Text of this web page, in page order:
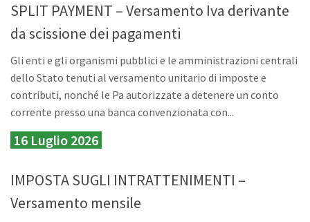
SPLIT PAYMENT – Versamento Iva derivante
da scissione dei pagamenti
Gli enti e gli organismi pubblici e le amministrazioni centrali
dello Stato tenuti al versamento unitario di imposte e
contributi, nonché le Pa autorizzate a detenere un conto
corrente presso una banca convenzionata con...
16 Luglio 2026
IMPOSTA SUGLI INTRATTENIMENTI –
Versamento mensile